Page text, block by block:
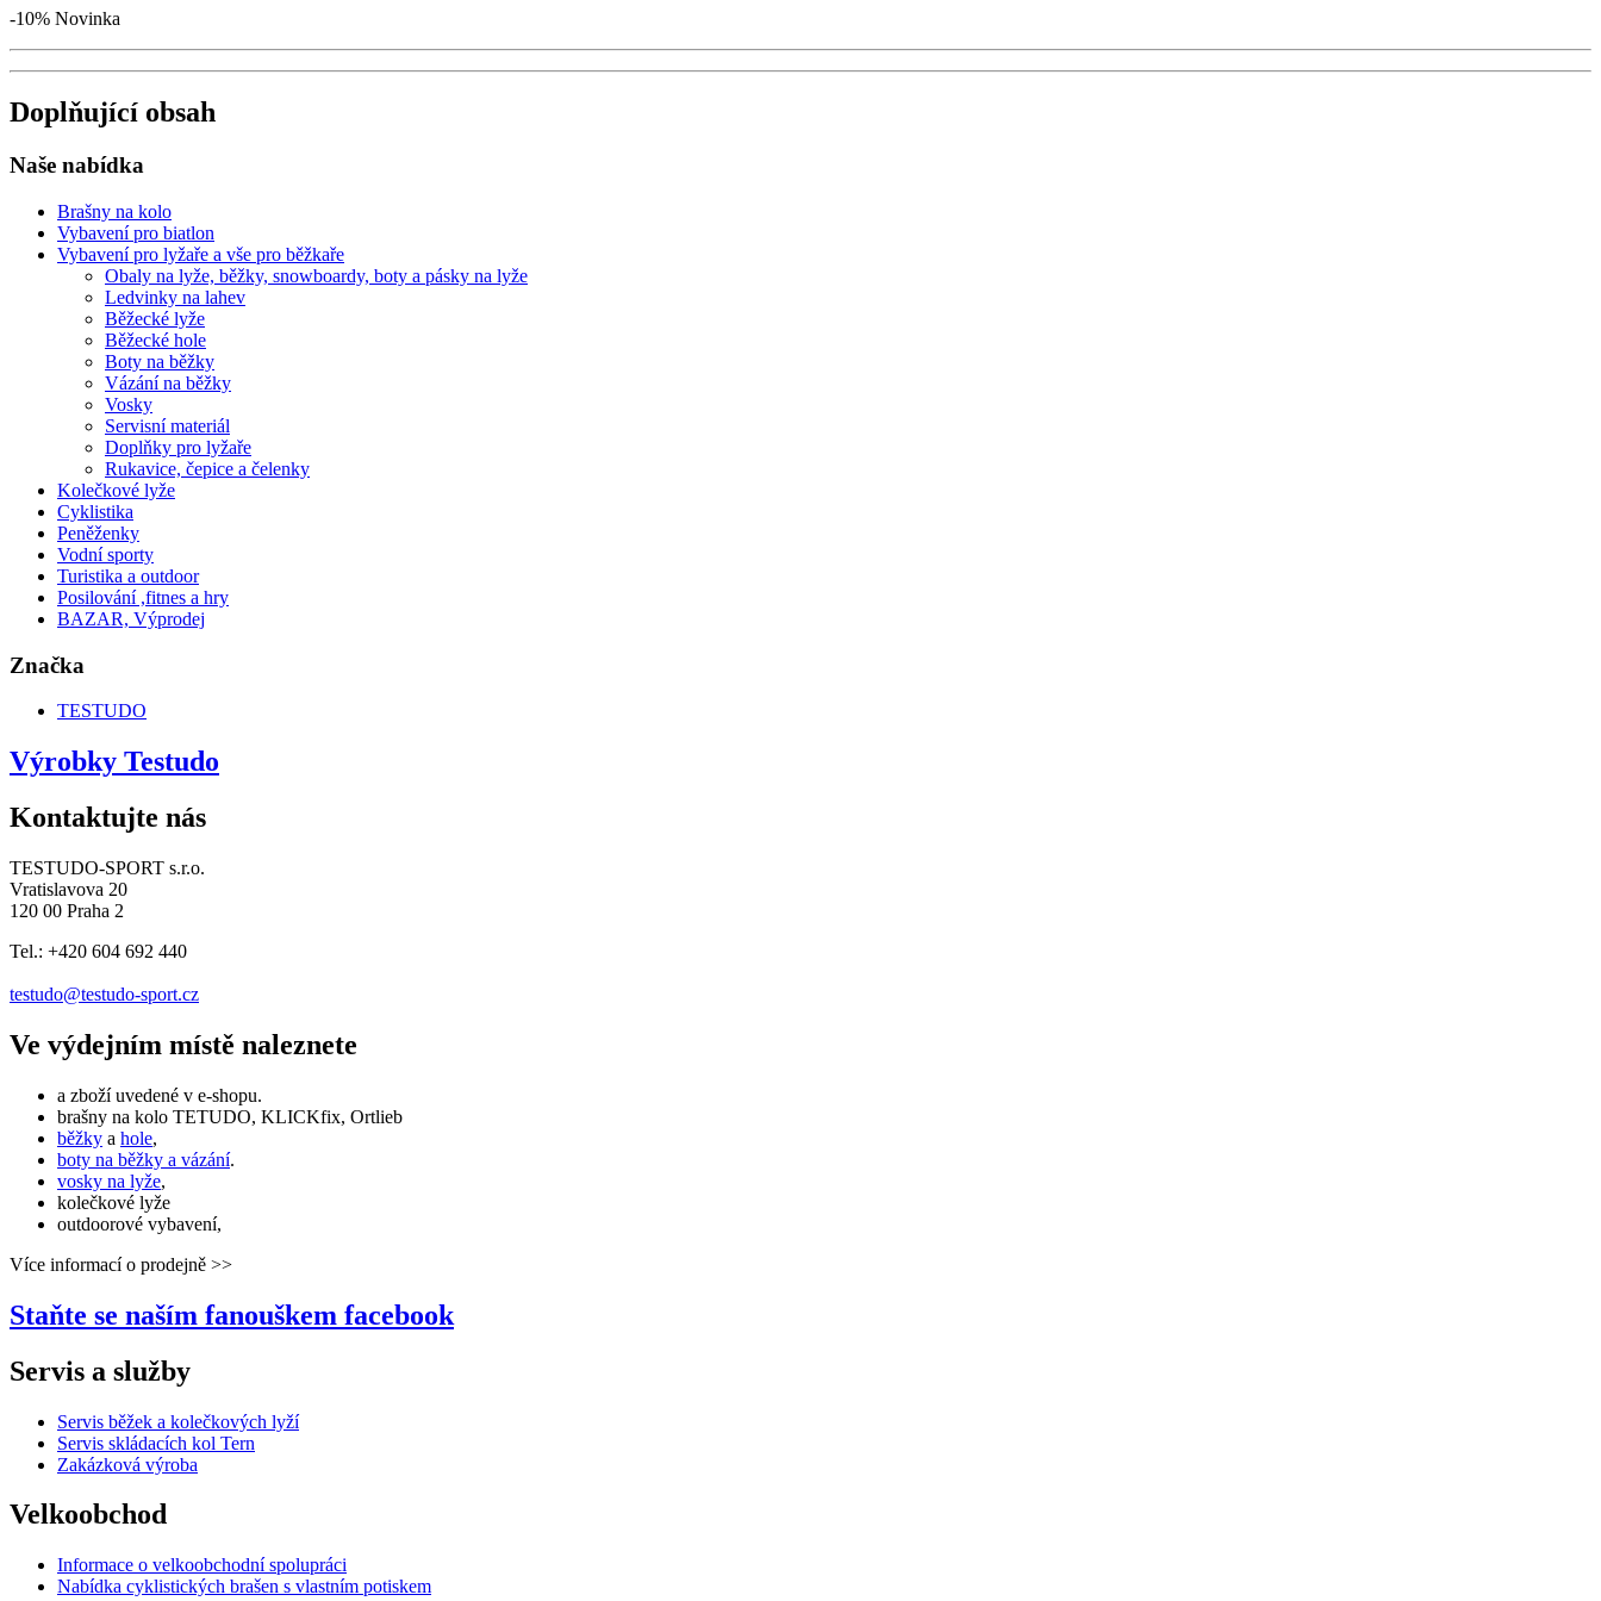
-10% Novinka
Doplňující obsah
Naše nabídka
Brašny na kolo
Vybavení pro biatlon
Vybavení pro lyžaře a vše pro běžkaře
Obaly na lyže, běžky, snowboardy, boty a pásky na lyže
Ledvinky na lahev
Běžecké lyže
Běžecké hole
Boty na běžky
Vázání na běžky
Vosky
Servisní materiál
Doplňky pro lyžaře
Rukavice, čepice a čelenky
Kolečkové lyže
Cyklistika
Peněženky
Vodní sporty
Turistika a outdoor
Posilování ,fitnes a hry
BAZAR, Výprodej
Značka
TESTUDO
Výrobky Testudo
Kontaktujte nás
TESTUDO-SPORT s.r.o.
Vratislavova 20
120 00 Praha 2
Tel.: +420 604 692 440
testudo@testudo-sport.cz
Ve výdejním místě naleznete
a zboží uvedené v e-shopu.
brašny na kolo TETUDO, KLICKfix, Ortlieb
běžky a hole,
boty na běžky a vázání.
vosky na lyže,
kolečkové lyže
outdoorové vybavení,
Více informací o prodejně >>
Staňte se naším fanouškem facebook
Servis a služby
Servis běžek a kolečkových lyží
Servis skládacích kol Tern
Zakázková výroba
Velkoobchod
Informace o velkoobchodní spolupráci
Nabídka cyklistických brašen s vlastním potiskem